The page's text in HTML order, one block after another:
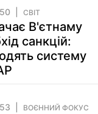
СВІТ
В'єтнаму
санкцій:
систему
ВОЄННИЙ ФОКУС